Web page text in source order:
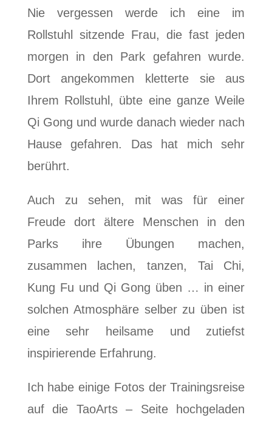
Nie vergessen werde ich eine im
Rollstuhl sitzende Frau, die fast jeden
morgen in den Park gefahren wurde.
Dort angekommen kletterte sie aus
Ihrem Rollstuhl, übte eine ganze Weile
Qi Gong und wurde danach wieder nach
Hause gefahren. Das hat mich sehr
berührt.
Auch zu sehen, mit was für einer
Freude dort ältere Menschen in den
Parks ihre Übungen machen,
zusammen lachen, tanzen, Tai Chi,
Kung Fu und Qi Gong üben … in einer
solchen Atmosphäre selber zu üben ist
eine sehr heilsame und zutiefst
inspirierende Erfahrung.
Ich habe einige Fotos der Trainingsreise
auf die TaoArts – Seite hochgeladen